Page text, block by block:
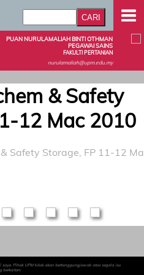
PUAN NURULAMALIAH BINTI OTHMAN
PEGAWAI SAINS
FAKULTI PERTANIAN
nurulamaliah@upm.edu.my
& Safety
12 Mac 2010
Safety Storage, FP 11-12
Pihak UPM tidak akan bertanggungjawab atas segala isu
berkaitan.